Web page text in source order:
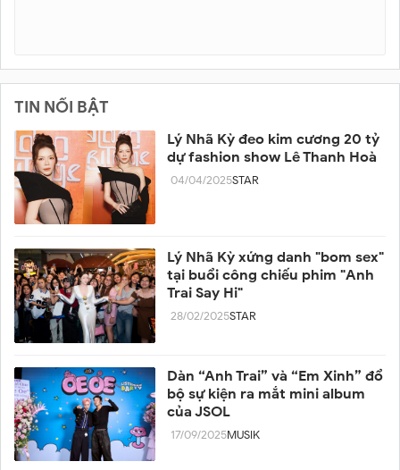
TIN NỔI BẬT
Lý Nhã Kỳ đeo kim cương 20 tỷ
dự fashion show Lê Thanh Hoà
04/04/2025STAR
Lý Nhã Kỳ xứng danh "bom sex"
tại buổi công chiếu phim "Anh
Trai Say Hi"
28/02/2025STAR
Dàn “Anh Trai” và “Em Xinh” đổ
bộ sự kiện ra mắt mini album
của JSOL
17/09/2025MUSIK